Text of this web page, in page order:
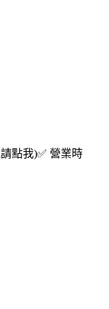
點我)✅ 營業時